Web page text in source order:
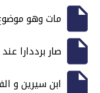
مات وهو
صار برددارا
ابن سيرين و